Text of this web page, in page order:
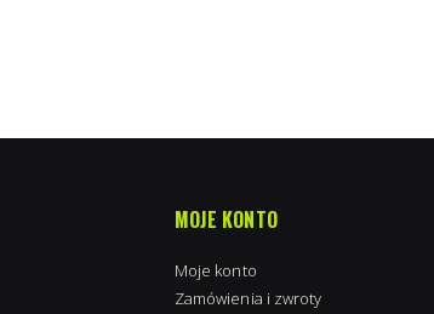
MOJE KONTO
Moje konto
Zamówienia i zwroty